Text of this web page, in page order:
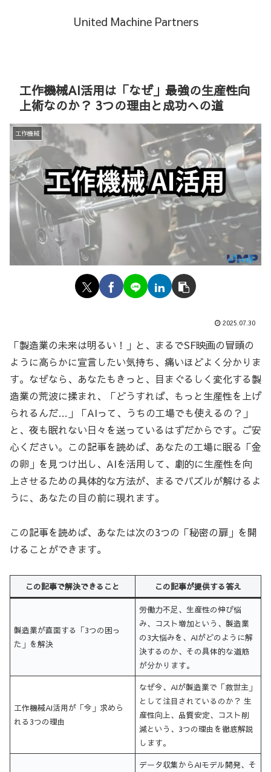
United Machine Partners
工作機械AI活用は「なぜ」最強の生産性向
上術なのか？ 3つの理由と成功への道
工作機械
2025.07.30
「製造業の未来は明るい！」と、まるでSF映画の冒頭の
ように高らかに宣言したい気持ち、痛いほどよく分かりま
す。なぜなら、あなたもきっと、目まぐるしく変化する製
造業の荒波に揉まれ、「どうすれば、もっと生産性を上げ
られるんだ…」「AIって、うちの工場でも使えるの？」
と、夜も眠れない日々を送っているはずだからです。ご安
心ください。この記事を読めば、あなたの工場に眠る「金
の卵」を見つけ出し、AIを活用して、劇的に生産性を向
上させるための具体的な方法が、まるでパズルが解けるよ
うに、あなたの目の前に現れます。
この記事を読めば、あなたは次の3つの「秘密の扉」を開
けることができます。
この記事で解決できること この記事が提供する答え
製造業が直面する「3つの困っ
た」を解決
労働力不足、生産性の伸び悩
み、コスト増加という、製造業
の3大悩みを、AIがどのように解
決するのか、その具体的な道筋
が分かります。
工作機械AI活用が「今」求めら
れる3つの理由
なぜ今、AIが製造業で「救世主」
として注目されているのか？ 生
産性向上、品質安定、コスト削
減という、3つの理由を徹底解説
します。
データ収集からAIモデル開発、そ